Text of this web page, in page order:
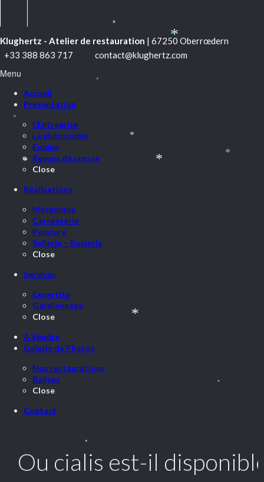
Klughertz - Atelier de restauration | 67250 Oberrœdern
+33 388 863 717
contact@klughertz.com
Menu
Accueil
Présentation
L’Entreprise
La philosophie
Equipe
Revues de presse
Close
Réalisations
Mécanique
Carrosserie
Peinture
Sellerie – Boiserie
Close
Services
Expertise
Gardiennage
Close
A Vendre
Galerie de Photos
Nos restaurations
Rallyes
Close
Contact
Ou cialis est-il
*
*